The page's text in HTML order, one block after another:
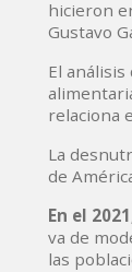
hicieron
Gustavo
El
relaciona
La
de
En el
va de
las